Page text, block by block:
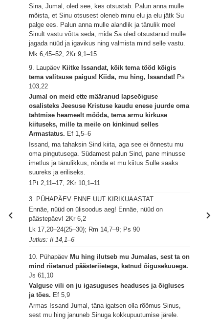
Sina, Jumal, oled see, kes otsustab. Palun anna mulle
mõista, et Sinu otsusest oleneb minu elu ja elu jätk Su
palge ees. Palun anna mulle alandlik ja tänulik meel
Sinult vastu võtta seda, mida Sa oled otsustanud mulle
jagada nüüd ja igavikus ning valmista mind selle vastu.
Mk 6,45–52; 2Kr 9,1–15
9. Laupäev Kiitke Issandat, kõik tema tööd kõigis
tema valitsuse paigus! Kiida, mu hing, Issandat! Ps
103,22
Jumal on meid ette määranud lapseõiguse
osalisteks Jeesuse Kristuse kaudu enese juurde oma
tahtmise heameelt mööda, tema armu kirkuse
kiituseks, mille ta meile on kinkinud selles
Armastatus. Ef 1,5–6
Issand, ma tahaksin Sind kiita, aga see ei õnnestu mu
oma pingutusega. Südamest palun Sind, pane minusse
imetlus ja tänulikkus, nõnda et mu kiitus Sulle saaks
suureks ja eriliseks.
1Pt 2,11–17; 2Kr 10,1–11
3. PÜHAPÄEV ENNE UUT KIRIKUAASTAT
Ennäe, nüüd on ülisoodus aeg! Ennäe, nüüd on
päästepäev!2Kr 6,2
Lk 17,20–24(25–30); Rm 14,7–9; Ps 90
Jutlus: Ii 14,1–6
10. PühapäevMu hing ilutseb mu Jumalas, sest ta on
mind riietanud päästeriietega, katnud õigusekuuega.
Js 61,10
Valguse vili on ju igasuguses headuses ja õigluses
ja tões. Ef 5,9
Armas Issand Jumal, täna igatsen olla rõõmus Sinus,
sest mu hing januneb Sinuga kokkupuutumise järele.